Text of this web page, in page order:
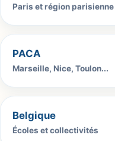
Paris et région parisienne
PACA
Marseille, Nice, Toulon...
Belgique
Écoles et collectivités